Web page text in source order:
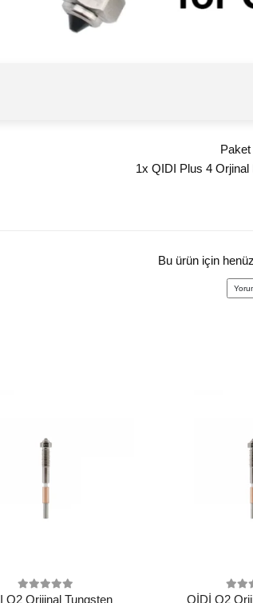
Paket
1x QIDI Plus 4
Bu ürün için
Q2 Orijinal Tungsten QİDİ Q2